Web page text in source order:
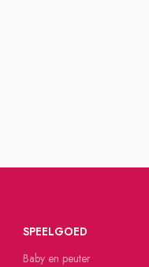
SPEELGOED
Baby en peuter